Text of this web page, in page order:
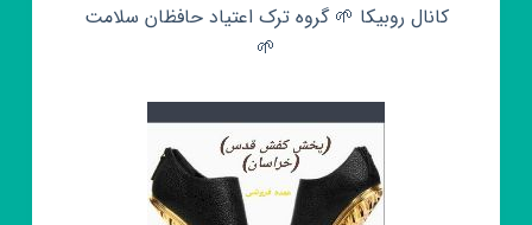
کانال روبیکا 🌱 گروه ترک اعتیاد حافظان سلامت
🌱